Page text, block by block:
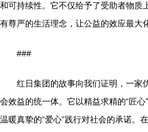
和可持续性。它不仅给予了受助者物质
有尊严的生活理念，让公益的效应最大化
###
红日集团的故事向我们证明，一家
会效益的统一体。它以精益求精的“匠
温暖真挚的“爱心”践行对社会的承诺。